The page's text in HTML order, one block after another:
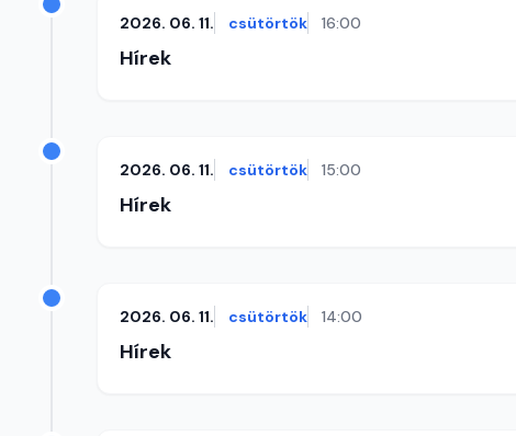
2026. 06. 11. csütörtök 16:00
Hírek
2026. 06. 11. csütörtök 15:00
Hírek
2026. 06. 11. csütörtök 14:00
Hírek